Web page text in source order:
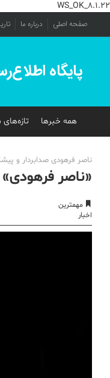
WS_OK_8.1.22
صفحه اصلی درباره ما
پایگاه
همه خبرها
ناصر فرهودی صدابردار و
«ناصر
مهمترین
اخبار